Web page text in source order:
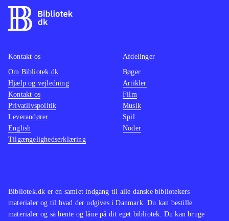
godt den syngende spiller rammer
tonerne, mens den højre side af
spor, der viser hvilke knapper på
guitarcontrolleren man skal holde
inde. Systemet fungerer ganske godt
og kan arbejde sammen med de fleste
PS3-guitarer
Singstar + guitar er en simpel udgave
af "Guitar hero" og "Rockband", der
der er i dette spil og desuden på både
bas og trommer .
Bibliotek.dk er en samlet indgang til alle danske bibliotekers
materialer og til hvad der udgives i Danmark. Du kan bestille
materialer og så hente og låne på dit eget bibliotek. Du kan bruge
Kontakt os
Om Bibliotek.dk
Hjælp og vejledning
Kontakt os
Privatlivspolitik
Leverandører
English
Tilgængelighedserklæring
Afdelinger
Bøger
Artikler
Film
Musik
Spil
Noder